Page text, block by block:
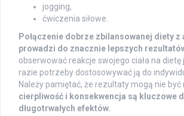
jogging,
ćwiczenia siłowe.
Połączenie dobrze zbilansowanej diety z
prowadzi do znacznie lepszych
obserwować reakcje swojego ciała na dietę
razie potrzeby dostosowywać ją do
Należy pamiętać, że rezultaty mogą nie
cierpliwość i konsekwencja są kluczowe
długotrwałych efektów.